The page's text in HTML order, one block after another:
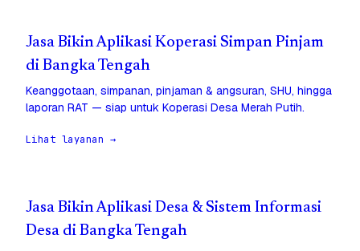
Jasa Bikin Aplikasi Koperasi Simpan Pinjam
di Bangka Tengah
Keanggotaan, simpanan, pinjaman & angsuran, SHU, hingga
laporan RAT — siap untuk Koperasi Desa Merah Putih.
Lihat layanan →
Jasa Bikin Aplikasi Desa & Sistem Informasi
Desa di Bangka Tengah